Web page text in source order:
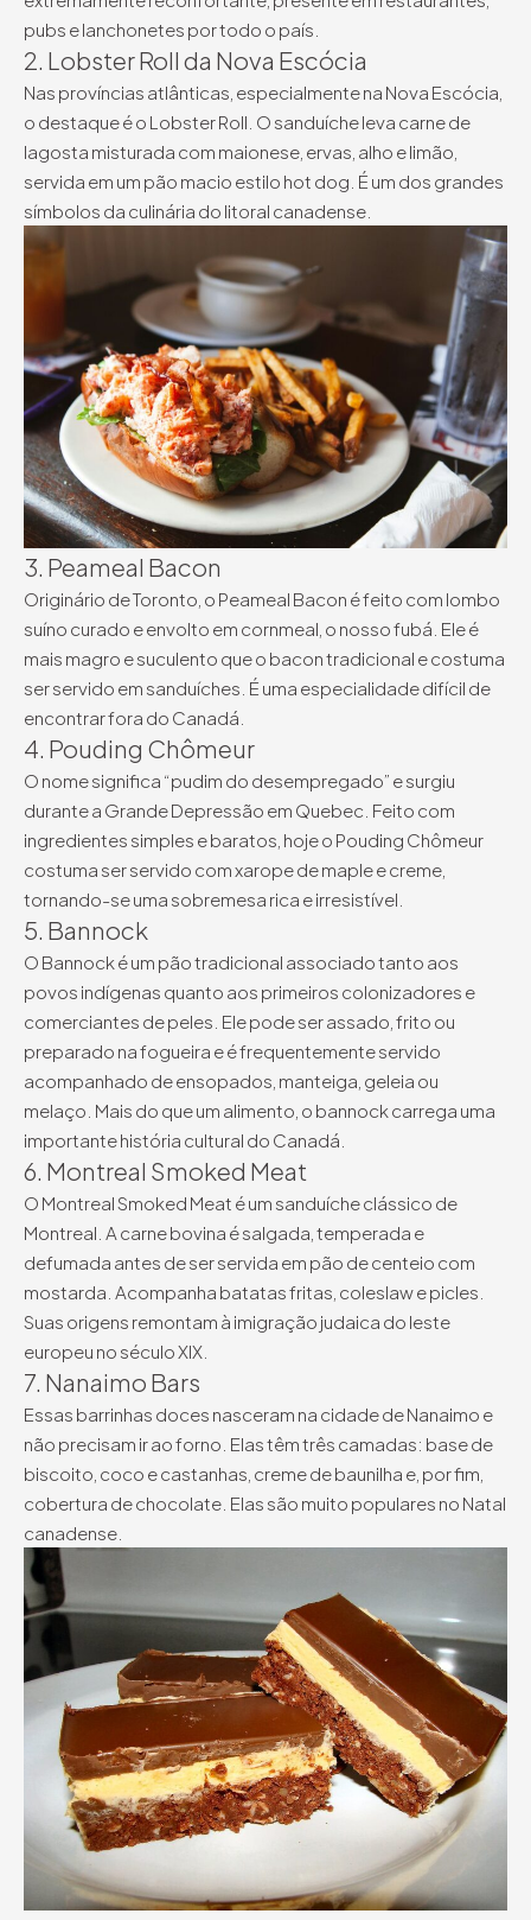
pubs e lanchonetes por todo o país.
2. Lobster Roll da Nova Escócia
Nas províncias atlânticas, especialmente na Nova Escócia,
o destaque é o Lobster Roll. O sanduíche leva carne de
lagosta misturada com maionese, ervas, alho e limão,
servida em um pão macio estilo hot dog. É um dos grandes
símbolos da culinária do litoral canadense.
3. Peameal Bacon
Originário de Toronto, o Peameal Bacon é feito com lombo
suíno curado e envolto em cornmeal, o nosso fubá. Ele é
mais magro e suculento que o bacon tradicional e costuma
ser servido em sanduíches. É uma especialidade difícil de
encontrar fora do Canadá.
4. Pouding Chômeur
O nome significa “pudim do desempregado” e surgiu
durante a Grande Depressão em Quebec. Feito com
ingredientes simples e baratos, hoje o Pouding Chômeur
costuma ser servido com xarope de maple e creme,
tornando-se uma sobremesa rica e irresistível.
5. Bannock
O Bannock é um pão tradicional associado tanto aos
povos indígenas quanto aos primeiros colonizadores e
comerciantes de peles. Ele pode ser assado, frito ou
preparado na fogueira e é frequentemente servido
acompanhado de ensopados, manteiga, geleia ou
melaço. Mais do que um alimento, o bannock carrega uma
importante história cultural do Canadá.
6. Montreal Smoked Meat
O Montreal Smoked Meat é um sanduíche clássico de
Montreal. A carne bovina é salgada, temperada e
defumada antes de ser servida em pão de centeio com
mostarda. Acompanha batatas fritas, coleslaw e picles.
Suas origens remontam à imigração judaica do leste
europeu no século XIX.
7. Nanaimo Bars
Essas barrinhas doces nasceram na cidade de Nanaimo e
não precisam ir ao forno. Elas têm três camadas: base de
biscoito, coco e castanhas, creme de baunilha e, por fim,
cobertura de chocolate. Elas são muito populares no Natal
canadense.